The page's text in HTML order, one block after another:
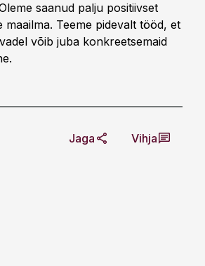
saanud palju positiivset
Teeme pidevalt tööd, et
võib juba konkreetsemaid
Jaga Vihja